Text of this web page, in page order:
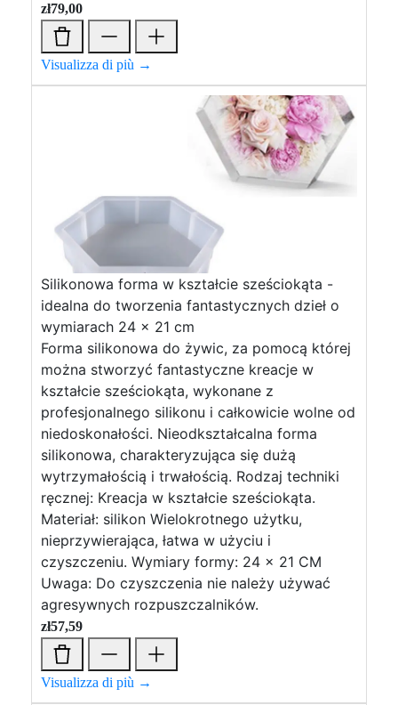
zł79,00
Visualizza di più →
Silikonowa forma w kształcie sześciokąta -
idealna do tworzenia fantastycznych dzieł o
wymiarach 24 x 21 cm
Forma silikonowa do żywic, za pomocą której
można stworzyć fantastyczne kreacje w
kształcie sześciokąta, wykonane z
profesjonalnego silikonu i całkowicie wolne od
niedoskonałości. Nieodkształcalna forma
silikonowa, charakteryzująca się dużą
wytrzymałością i trwałością. Rodzaj techniki
ręcznej: Kreacja w kształcie sześciokąta.
Materiał: silikon Wielokrotnego użytku,
nieprzywierająca, łatwa w użyciu i
czyszczeniu. Wymiary formy: 24 x 21 CM
Uwaga: Do czyszczenia nie należy używać
agresywnych rozpuszczalników.
zł57,59
Visualizza di più →